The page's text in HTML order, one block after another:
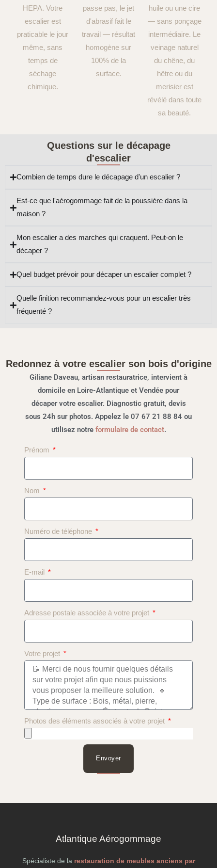
HEPA. Votre
escalier est
praticable le jour
même, sans
temps de
séchage
chimique.
passe pas, le jet
d'abrasif fait le
travail — résultat
homogène sur
100% de la
surface.
huile ou une cire
— sans ponçage
intermédiaire. Le
veinage naturel
du chêne, du
hêtre ou du
merisier est
révélé dans toute
sa beauté.
Questions sur le décapage
d'escalier
Combien de temps dure le décapage d'un escalier ?
Est-ce que l'aérogommage fait de la poussière dans la
maison ?
Mon escalier a des marches qui craquent. Peut-on le
décaper ?
Quel budget prévoir pour décaper un escalier complet ?
Quelle finition recommandez-vous pour un escalier très
fréquenté ?
Redonnez à votre escalier son bois d'origine
Giliane Daveau, artisan restauratrice, intervient à
domicile en Loire-Atlantique et Vendée pour
décaper votre escalier. Diagnostic gratuit, devis
sous 24h sur photos. Appelez le 07 67 21 88 84 ou
utilisez notre formulaire de contact.
Prénom
Nom
Numéro de téléphone
E-mail
Adresse postale associée à votre projet
Votre projet
Photos des éléments associés à votre projet
Envoyer
Atlantique Aérogommage
Spécialiste de la restauration de meubles anciens par